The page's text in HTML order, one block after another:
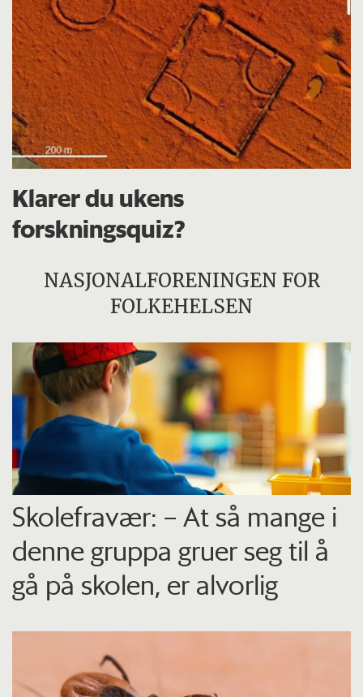
Klarer du ukens
forskningsquiz?
NASJONALFORENINGEN FOR
FOLKEHELSEN
Skolefravær: – At så mange i
denne gruppa gruer seg til å
gå på skolen, er alvorlig